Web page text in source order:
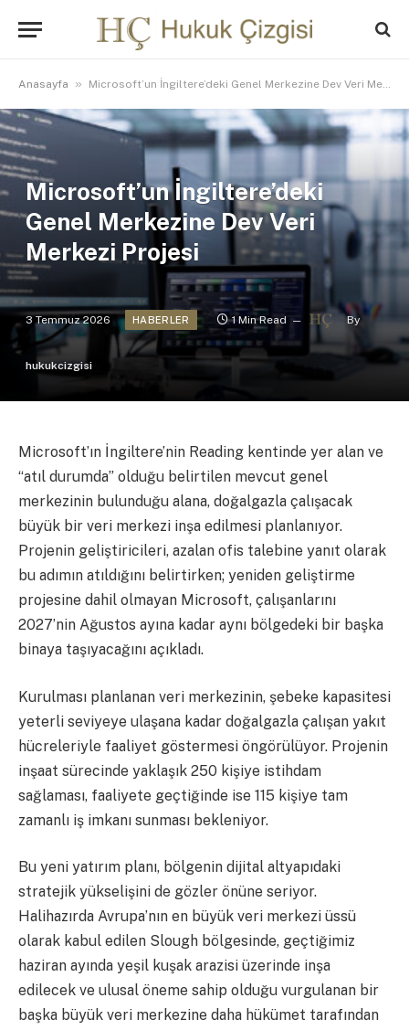
Anasayfa » Microsoft’un İngiltere’deki Genel Merkezine Dev Veri Merkezi Projesi
Microsoft’un İngiltere’deki
Genel Merkezine Dev Veri
Merkezi Projesi
3 Temmuz 2026 HABERLER 1 Min Read By
hukukcizgisi
Microsoft’ın İngiltere’nin Reading kentinde yer alan ve
“atıl durumda” olduğu belirtilen mevcut genel
merkezinin bulunduğu alana, doğalgazla çalışacak
büyük bir veri merkezi inşa edilmesi planlanıyor.
Projenin geliştiricileri, azalan ofis talebine yanıt olarak
bu adımın atıldığını belirtirken; yeniden geliştirme
projesine dahil olmayan Microsoft, çalışanlarını
2027’nin Ağustos ayına kadar aynı bölgedeki bir başka
binaya taşıyacağını açıkladı.
Kurulması planlanan veri merkezinin, şebeke kapasitesi
yeterli seviyeye ulaşana kadar doğalgazla çalışan yakıt
hücreleriyle faaliyet göstermesi öngörülüyor. Projenin
inşaat sürecinde yaklaşık 250 kişiye istihdam
sağlaması, faaliyete geçtiğinde ise 115 kişiye tam
zamanlı iş imkanı sunması bekleniyor.
Bu yeni yatırım planı, bölgenin dijital altyapıdaki
stratejik yükselişini de gözler önüne seriyor.
Halihazırda Avrupa’nın en büyük veri merkezi üssü
olarak kabul edilen Slough bölgesinde, geçtiğimiz
haziran ayında yeşil kuşak arazisi üzerinde inşa
edilecek ve ulusal öneme sahip olduğu vurgulanan bir
başka büyük veri merkezine daha hükümet tarafından